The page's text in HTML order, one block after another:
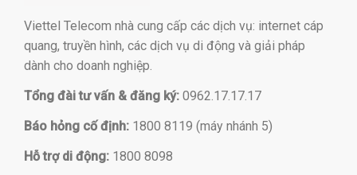
Viettel Telecom nhà cung cấp các dịch vụ: internet cáp
quang, truyền hình, các dịch vụ di động và giải pháp
dành cho doanh nghiệp.
Tổng đài tư vấn & đăng ký: 0962.17.17.17
Báo hỏng cố định: 1800 8119 (máy nhánh 5)
Hỗ trợ di động: 1800 8098